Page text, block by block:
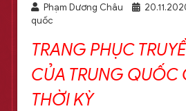
Phạm Dương Châu
quốc
TRANG PHỤC
CỦA TRUNG QUỐC
THỜI KỲ